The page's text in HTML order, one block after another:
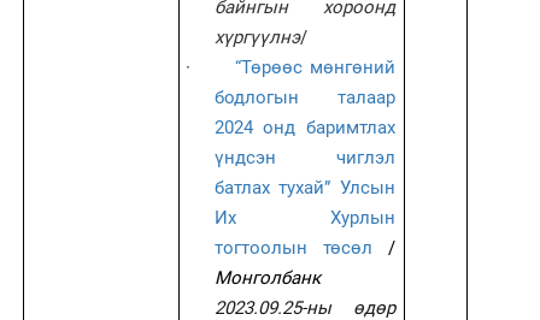
байнгын хороонд
хүргүүлнэ/
·
“Төрөөс мөнгөний
бодлогын талаар
2024 онд баримтлах
үндсэн чиглэл
батлах тухай” Улсын
Их Хурлын
тогтоолын төсөл /
Монголбанк
2023.09.25-ны өдөр